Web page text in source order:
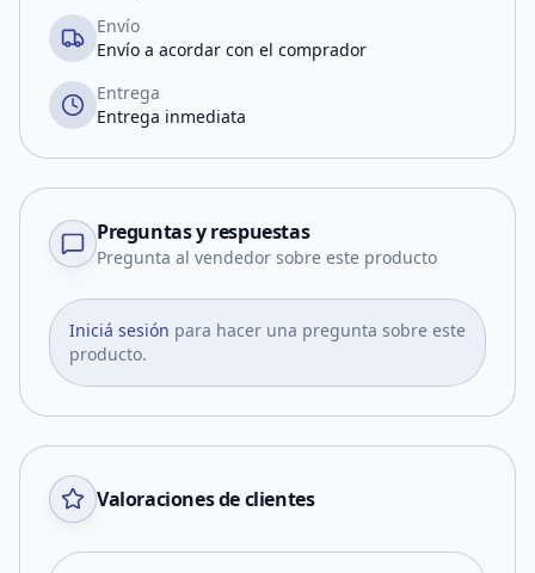
Envío
Envío a acordar con el comprador
Entrega
Entrega inmediata
Preguntas y respuestas
Pregunta al vendedor sobre este producto
Iniciá sesión para hacer una pregunta sobre este
producto.
Valoraciones de clientes